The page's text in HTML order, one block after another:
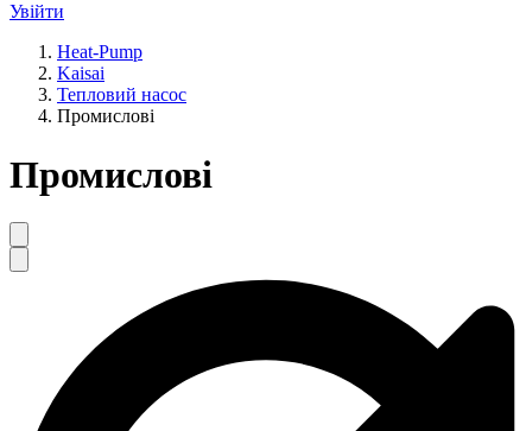
Увійти
Heat-Pump
Kaisai
Тепловий насос
Промислові
Промислові